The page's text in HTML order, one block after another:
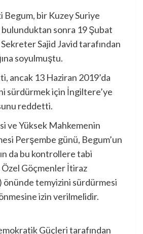
Begum, bir Kuzey Suriye
bulunduktan sonra 19 Şubat
Sekreter Sajid Javid tarafından
soyulmuştu.
ancak 13 Haziran 2019’da
sürdürmek için İngiltere’ye
reddetti.
ve Yüksek Mahkemenin
Perşembe günü, Begum’un
da bu kontrollere tabi
Özel Göçmenler İtiraz
önünde temyizini sürdürmesi
izin verilmelidir.
Güçleri tarafından